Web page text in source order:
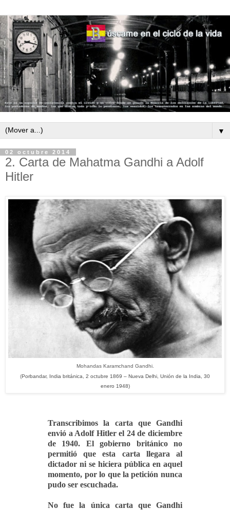
▼
02 octubre 2014
2. Carta de Mahatma Gandhi a Adolf
Hitler
Mohandas Karamchand Gandhi.
(Porbandar, India británica 2 octubre 1869 – Nueva Delhi Unión de la India
30
enero 1948)
Transcribimos la carta que Gandhi
envió a Adolf Hitler el 24 de diciembre
de 1940. El gobierno británico no
permitió que esta carta llegara al
dictador ni se hiciera pública en aquel
momento, por lo que la petición nunca
pudo ser escuchada.
No fue la única carta que Gandhi